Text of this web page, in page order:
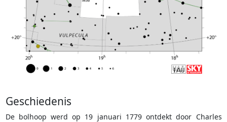
Geschiedenis
De bolhoop werd op 19 januari 1779 ontdekt door Charles